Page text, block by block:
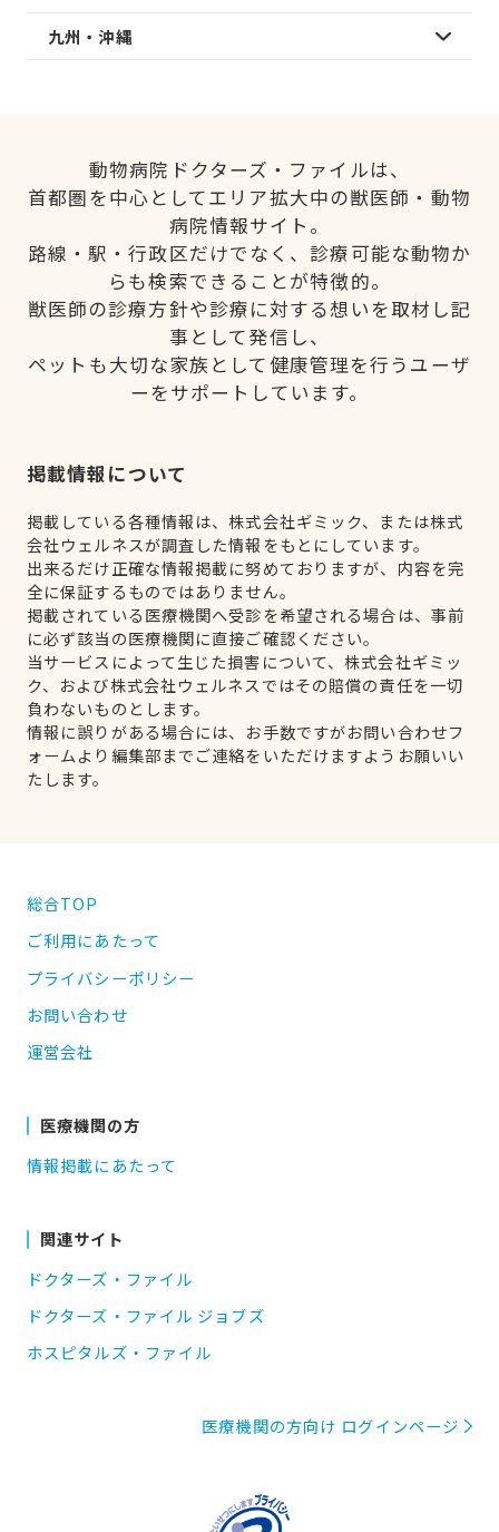
九州・沖縄
動物病院ドクターズ・ファイルは、
首都圏を中心としてエリア拡大中の獣医師・動物
病院情報サイト。
路線・駅・行政区だけでなく、診療可能な動物か
らも検索できることが特徴的。
獣医師の診療方針や診療に対する想いを取材し記
事として発信し、
ペットも大切な家族として健康管理を行うユーザ
ーをサポートしています。
掲載情報について
掲載している各種情報は、株式会社ギミック、または株式
会社ウェルネスが調査した情報をもとにしています。
出来るだけ正確な情報掲載に努めておりますが、内容を完
全に保証するものではありません。
掲載されている医療機関へ受診を希望される場合は、事前
に必ず該当の医療機関に直接ご確認ください。
当サービスによって生じた損害について、株式会社ギミッ
ク、および株式会社ウェルネスではその賠償の責任を一切
負わないものとします。
情報に誤りがある場合には、お手数ですがお問い合わせフ
ォームより編集部までご連絡をいただけますようお願いい
たします。
総合TOP
ご利用にあたって
プライバシーポリシー
お問い合わせ
運営会社
医療機関の方
情報掲載にあたって
関連サイト
ドクターズ・ファイル
ドクターズ・ファイル ジョブズ
ホスピタルズ・ファイル
医療機関の方向け ログインページ